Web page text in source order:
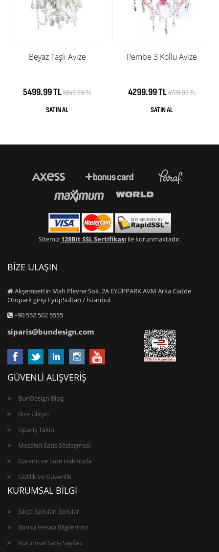
Beyaz Taşlı Avize
5499.99 TL6049.99 TL
Pembe 3 Kollu Avize
4299.99 TL4729.99 TL
Sitemiz 128Bit SSL Sertifikası ile korunmaktadır.
BİZE ULAŞIN
Akşemsettin Mah Plevne Sok. 2A EYÜPPARK AVM Arka Cadde
Otopark girişi EyüpSultan / İstanbul
+90 552 502 5555
siparis@bundesign.com
GÜVENLİ ALIŞVERİŞ
BunDesign Blog
Bize Ulaşın
Sipariş Takip
Mesafeli Satış Sözleşmesi
Garanti ve İade Hakkında
Gizlilik ve Güvenlik
KURUMSAL BİLGİ
Sıkça Sorulan Sorular
Banka Hesap Bilgilerimiz
Kurumsal Satış Sayfası